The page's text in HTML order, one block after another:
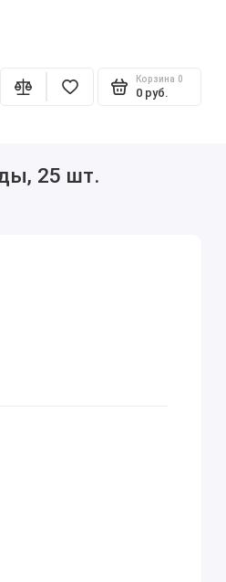
Корзина 0
0 руб.
25 шт.